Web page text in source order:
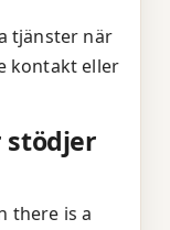
tjänster när
kontakt eller
stödjer
there is a